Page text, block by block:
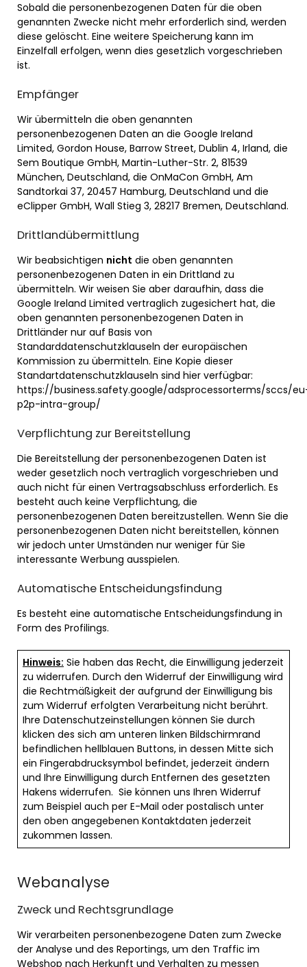
Sobald die personenbezogenen Daten für die oben
genannten Zwecke nicht mehr erforderlich sind, werden
diese gelöscht. Eine weitere Speicherung kann im
Einzelfall erfolgen, wenn dies gesetzlich vorgeschrieben
ist.
Empfänger
Wir übermitteln die oben genannten
personenbezogenen Daten an die Google Ireland
Limited, Gordon House, Barrow Street, Dublin 4, Irland, die
Sem Boutique GmbH, Martin-Luther-Str. 2, 81539
München, Deutschland, die OnMaCon GmbH, Am
Sandtorkai 37, 20457 Hamburg, Deutschland und die
eClipper GmbH, Wall Stieg 3, 28217 Bremen, Deutschland.
Drittlandübermittlung
Wir beabsichtigen nicht die oben genannten
personenbezogenen Daten in ein Drittland zu
übermitteln. Wir weisen Sie aber daraufhin, dass die
Google Ireland Limited vertraglich zugesichert hat, die
oben genannten personenbezogenen Daten in
Drittländer nur auf Basis von
Standarddatenschutzklauseln der europäischen
Kommission zu übermitteln. Eine Kopie dieser
Standartdatenschutzklauseln sind hier verfügbar:
https://business.safety.google/adsprocessorterms/sccs/
p2p-intra-group/
Verpflichtung zur Bereitstellung
Die Bereitstellung der personenbezogenen Daten ist
weder gesetzlich noch vertraglich vorgeschrieben und
auch nicht für einen Vertragsabschluss erforderlich. Es
besteht auch keine Verpflichtung, die
personenbezogenen Daten bereitzustellen. Wenn Sie die
personenbezogenen Daten nicht bereitstellen, können
wir jedoch unter Umständen nur weniger für Sie
interessante Werbung ausspielen.
Automatische Entscheidungsfindung
Es besteht eine automatische Entscheidungsfindung in
Form des Profilings.
Hinweis: Sie haben das Recht, die Einwilligung jederzeit
zu widerrufen. Durch den Widerruf der Einwilligung wird
die Rechtmäßigkeit der aufgrund der Einwilligung bis
zum Widerruf erfolgten Verarbeitung nicht berührt.
Ihre Datenschutzeinstellungen können Sie durch
klicken des sich am unteren linken Bildschirmrand
befindlichen hellblauen Buttons, in dessen Mitte sich
ein Fingerabdrucksymbol befindet, jederzeit ändern
und Ihre Einwilligung durch Entfernen des gesetzten
Hakens widerrufen. Sie können uns Ihren Widerruf
zum Beispiel auch per E-Mail oder postalisch unter
den oben angegebenen Kontaktdaten jederzeit
zukommen lassen.
Webanalyse
Zweck und Rechtsgrundlage
Wir verarbeiten personenbezogene Daten zum Zwecke
der Analyse und des Reportings, um den Traffic im
Webshop nach Herkunft und Verhalten zu messen